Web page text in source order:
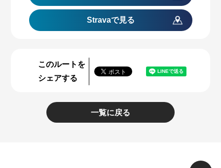
Stravaで見る
このルートを
シェアする
一覧に戻る